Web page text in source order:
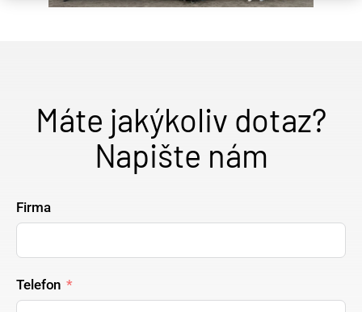
Máte jakýkoliv dotaz?
Napište nám
Firma
Telefon